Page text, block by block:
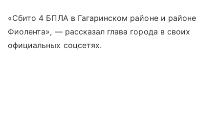
«Сбито 4 БПЛА в Гагаринском районе и районе
Фиолента», — рассказал глава города в своих
официальных соцсетях.